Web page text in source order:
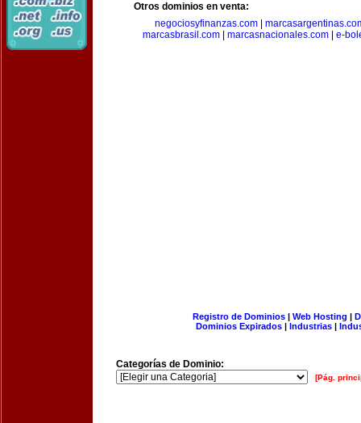
Otros dominios en venta:
negociosyfinanzas.com
marcasbrasil.com| marcasnacionales.com| e-
Registro de Dominios| Web Hosting |
Dominios Expirados | Industrias |
Categorías de Dominio:
[Pág.